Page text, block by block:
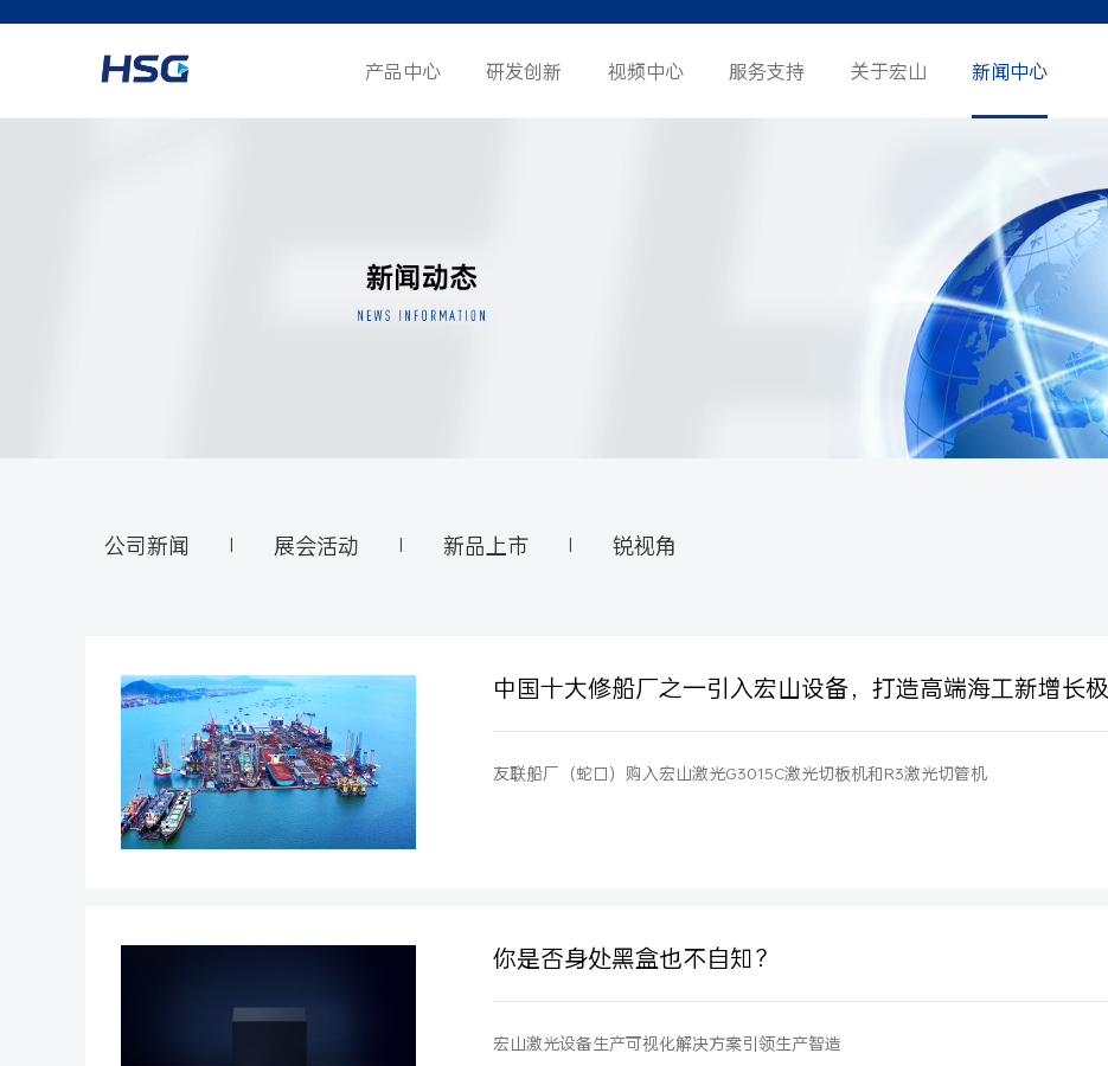
产品中心 研发创新 视频中心 服务支持 关于宏山 新闻中心
公司新闻 | 展会活动 | 新品上市 | 锐视角
中国十大修船厂之一引入宏山设备，打造高端海工新增长极
友联船厂（蛇口）购入宏山激光G3015C激光切板机和R3激光切管机
你是否身处黑盒也不自知？
宏山激光设备生产可视化解决方案引领生产智造